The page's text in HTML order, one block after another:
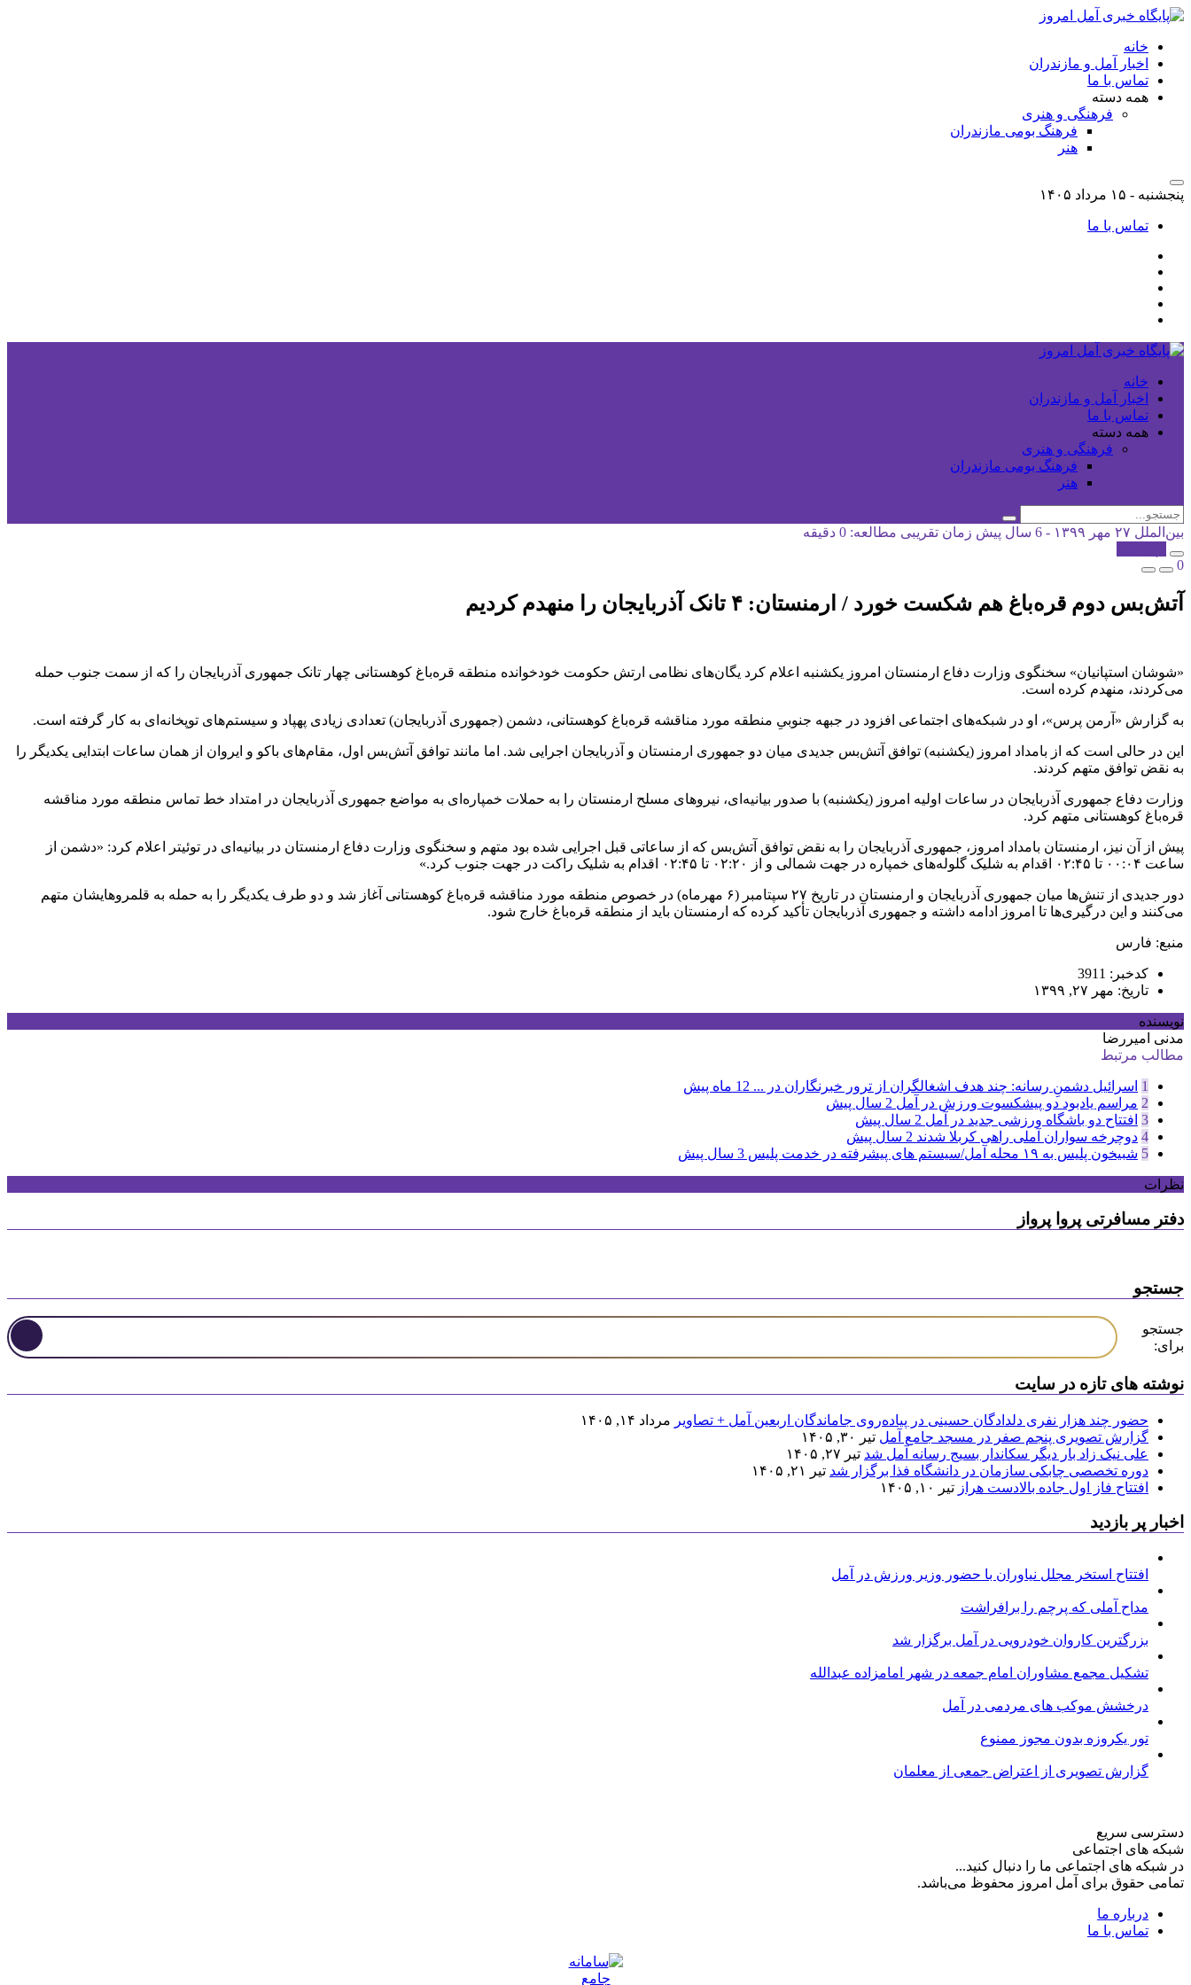
خانه
اخبار آمل و مازندران
تماس با ما
همه دسته
فرهنگی و هنری
فرهنگ بومی مازندران
هنر
پنجشنبه - ۱۵ مرداد ۱۴۰۵
تماس با ما
خانه
اخبار آمل و مازندران
تماس با ما
همه دسته
فرهنگی و هنری
فرهنگ بومی مازندران
هنر
بین‌الملل ۲۷ مهر ۱۳۹۹ - 6 سال پیش
زمان تقریبی مطالعه: 0 دقیقه
0
آتش‌بس دوم قره‌باغ هم شکست خورد / ارمنستان: ۴ تانک آذربایجان را منهدم کردیم
«شوشان استپانیان» سخنگوی وزارت دفاع ارمنستان امروز یکشنبه اعلام کرد یگان‌های نظامی ارتش حکومت خودخوانده منطقه قره‌باغ کوهستانی چهار تانک جمهوری آذربایجان را که از سمت جنوب حمله
می‌کردند، منهدم کرده است.
به گزارش «آرمن پرس»، او در شبکه‌های اجتماعی افزود در جبهه جنوبیِ منطقه مورد مناقشه قره‌باغ کوهستانی، دشمن (جمهوری آذربایجان) تعدادی زیادی پهپاد و سیستم‌های توپخانه‌ای به کار گرفته است.
این در حالی است که از بامداد امروز (یکشنبه) توافق آتش‌بس جدیدی میان دو جمهوری ارمنستان و آذربایجان اجرایی شد. اما مانند توافق آتش‌بس اول، مقام‌های باکو و ایروان از همان ساعات ابتدایی یکدیگر را
به نقض توافق متهم کردند.
وزارت دفاع جمهوری آذربایجان در ساعات اولیه امروز (یکشنبه) با صدور بیانیه‌ای، نیروهای مسلح ارمنستان را به حملات خمپاره‌ای به مواضع جمهوری آذربایجان در امتداد خط تماس منطقه مورد مناقشه
قره‌باغ کوهستانی متهم کرد.
پیش از آن نیز، ارمنستان بامداد امروز، جمهوری آذربایجان را به نقض توافق آتش‌‌بس که از ساعاتی قبل اجرایی شده بود متهم و سخنگوی وزارت دفاع ارمنستان در بیانیه‌ای در توئیتر اعلام کرد: «دشمن از
ساعت ۰۰:۰۴ تا ۰۲:۴۵ اقدام به شلیک گلوله‌های خمپاره در جهت شمالی و از ۰۲:۲۰ تا ۰۲:۴۵ اقدام به شلیک راکت در جهت جنوب کرد.»
دور جدیدی از تنش‌ها میان جمهوری آذربایجان و ارمنستان در تاریخ ۲۷ سپتامبر (۶ مهرماه) در خصوص منطقه مورد مناقشه قره‌باغ کوهستانی آغاز شد و دو طرف یکدیگر را به حمله به قلمروهایشان متهم
می‌کنند و این درگیری‌ها تا امروز ادامه داشته و جمهوری آذربایجان تأکید کرده که ارمنستان باید از منطقه قره‌باغ خارج شود.
منبع: فارس
کدخبر: 3911
تاریخ: مهر ۲۷, ۱۳۹۹
نویسنده
مدنی امیررضا
مطالب مرتبط
1 اسرائیل دشمنِ رسانه: چند هدف اشغالگران از ترور خبرنگاران در ... 12 ماه پیش
2 مراسم یادبود دو پیشکسوت ورزش در آمل 2 سال پیش
3 افتتاح دو باشگاه ورزشی جدید در آمل 2 سال پیش
4 دوچرخه سواران آملی راهی کربلا شدند 2 سال پیش
5 شبیخون پلیس به ۱۹ محله آمل/سیستم های پیشرفته در خدمت پلیس 3 سال پیش
نظرات
دفتر مسافرتی پروا پرواز
جستجو
جستجو
برای:
نوشته های تازه در سایت
حضور چند هزار نفری دلدادگان حسینی در پیاده‌روی جاماندگان اربعین آمل + تصاویر مرداد ۱۴, ۱۴۰۵
گزارش تصویری پنجم صفر در مسجد جامع آمل تیر ۳۰, ۱۴۰۵
علی نیک زاد بار دیگر سکاندار بسیج رسانه آمل شد تیر ۲۷, ۱۴۰۵
دوره تخصصی چابکی سازمان در دانشگاه فذا برگزار شد تیر ۲۱, ۱۴۰۵
افتتاح فاز اول جاده بالادست هراز تیر ۱۰, ۱۴۰۵
اخبار پر بازدید
افتتاح استخر مجلل نیاوران با حضور وزیر ورزش در آمل
مداح آملی که پرچم را برافراشت
بزرگترین کاروان خودرویی در آمل برگزار شد
تشکیل مجمع مشاوران امام جمعه در شهر امامزاده عبدالله
درخشش موکب های مردمی در آمل
تور یکروزه بدون مجوز ممنوع
گزارش تصویری از اعتراض جمعی از معلمان
دسترسی سریع
شبکه های اجتماعی
در شبکه های اجتماعی ما را دنبال کنید...
تمامی حقوق برای آمل امروز محفوظ می‌باشد.
درباره ما
تماس با ما